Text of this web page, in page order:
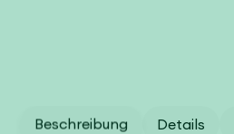
Beschreibung Details